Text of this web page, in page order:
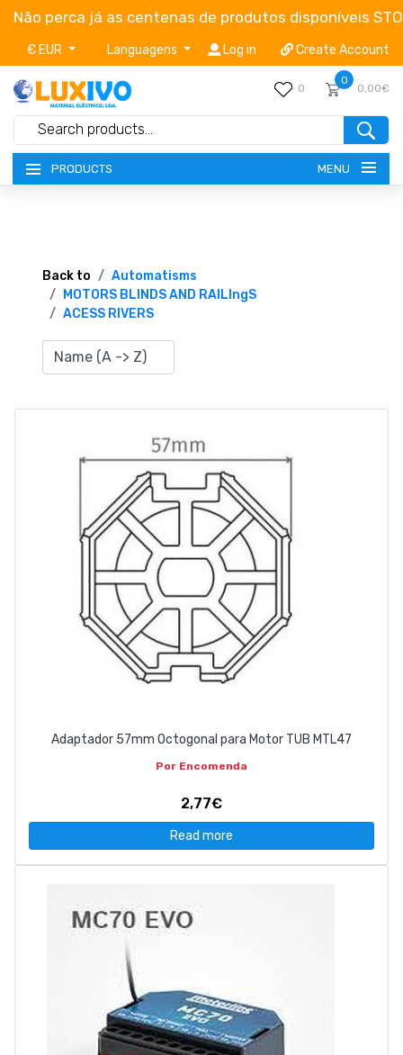
Não perca já as centenas de produtos disponíveis
€ EUR Languagens Log in Create Account
0
0
0,00€
PRODUCTS MENU
TERMS OF SERVICE
CATALOGUES
CAMPAIGNS
ABOUT US
geral@luxivo.pt
Back to
Automatisms
MOTORS BLINDS AND RAILIngS
ACESS RIVERS
Adaptador 57mm Octogonal para Motor TUB MTL47
Por Encomenda
2,77€
Read more